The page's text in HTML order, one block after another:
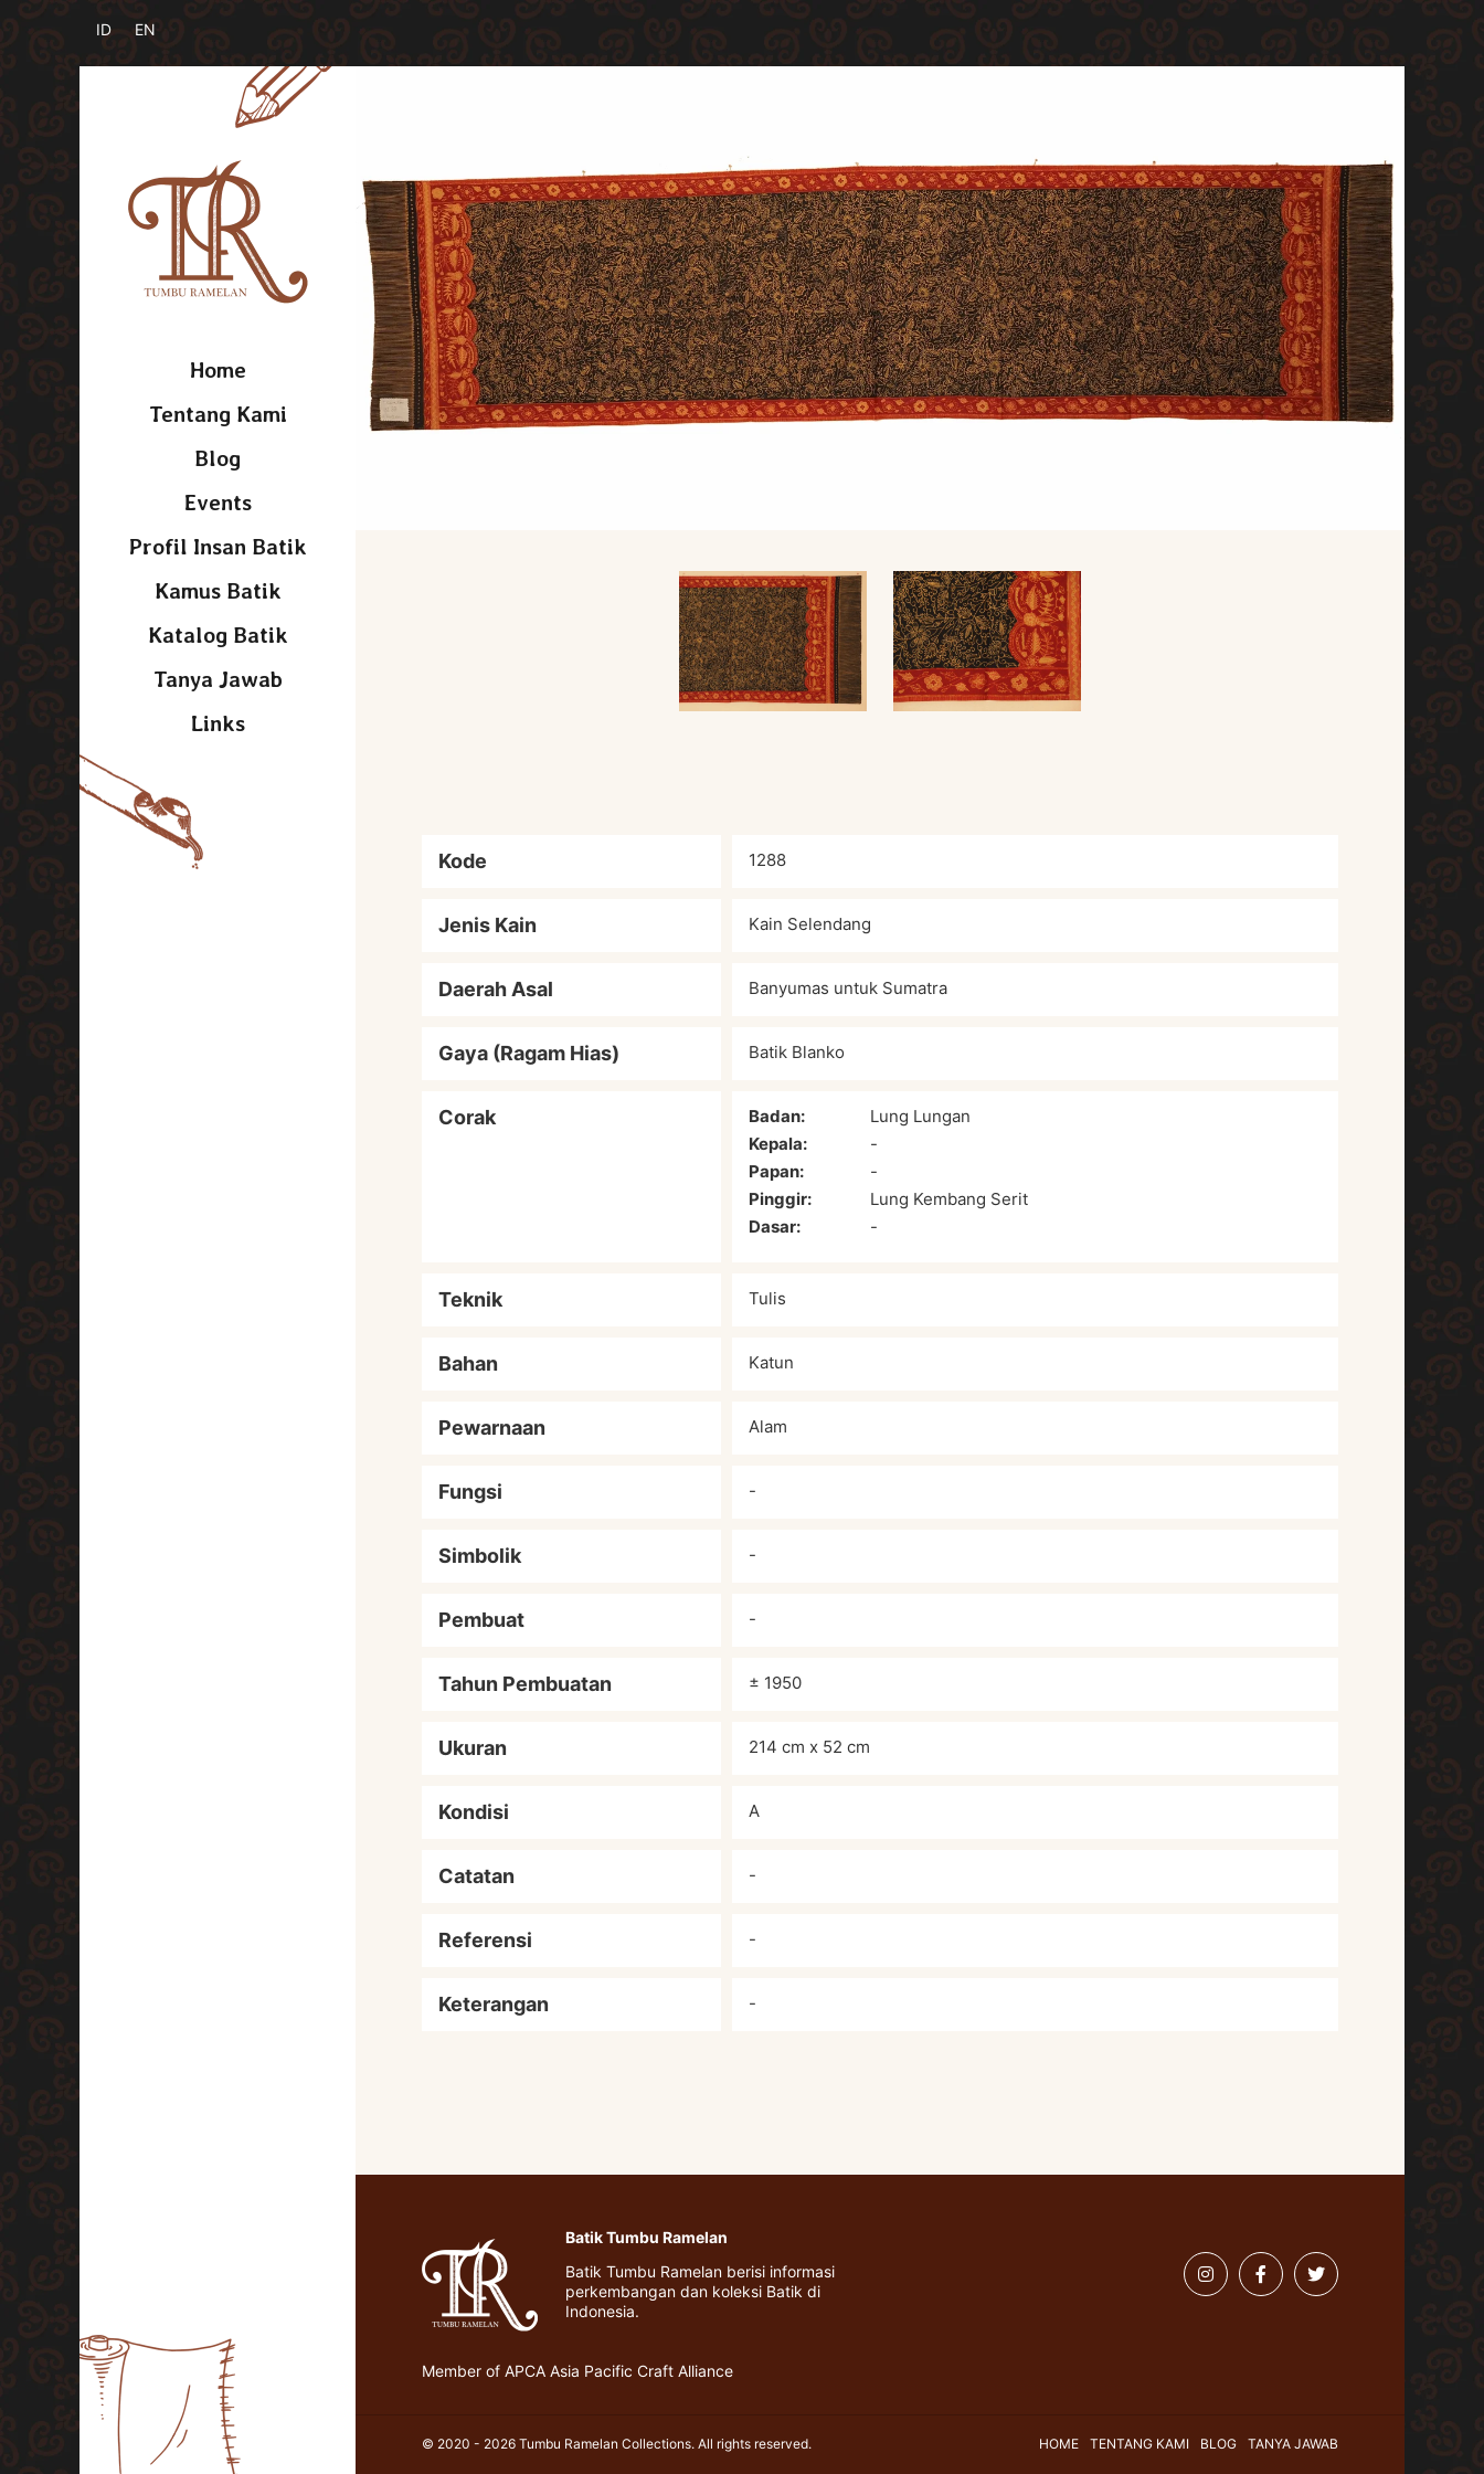
Home
Tentang Kami
Blog
Events
Profil Insan Batik
Kamus Batik
Katalog Batik
Tanya Jawab
Links
Kode 1288
Jenis Kain Kain Selendang
Daerah Asal Banyumas untuk Sumatra
Gaya (Ragam Hias) Batik Blanko
Corak Badan:
Lung Lungan
Kepala:
-
Papan:
-
Pinggir:
Lung Kembang Serit
Dasar:
-
Teknik Tulis
Bahan Katun
Pewarnaan Alam
Fungsi -
Simbolik -
Pembuat -
Tahun Pembuatan ± 1950
Ukuran 214 cm x 52 cm
Kondisi A
Catatan -
Referensi -
Keterangan -
Batik Tumbu Ramelan
Batik Tumbu Ramelan berisi informasi
perkembangan dan koleksi Batik di
Indonesia.
Member of APCA Asia Pacific Craft Alliance
© 2020 - 2026 Tumbu Ramelan Collections. All rights reserved. HOME TENTANG KAMI BLOG TANYA JAWAB